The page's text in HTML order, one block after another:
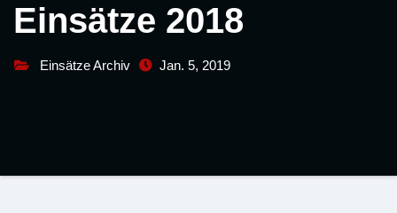
Einsätze 2018
Einsätze Archiv Jan. 5, 2019